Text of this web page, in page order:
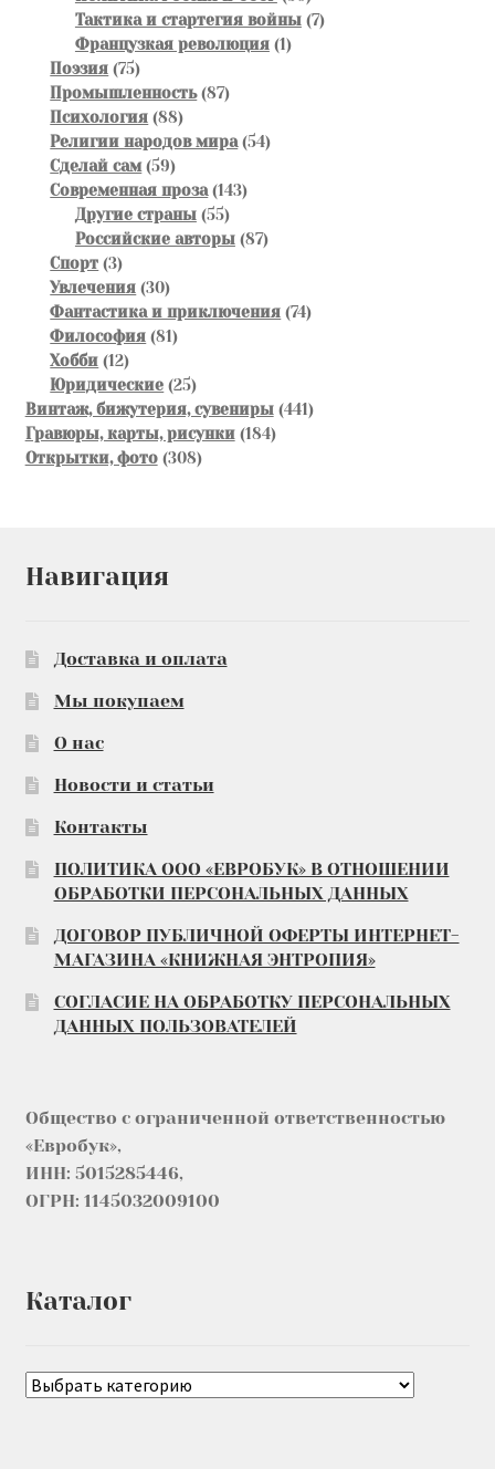
товаров
Тактика и стартегия войны 77
Французкая революция 11
Поэзия 7575
товаров
Промышленность 8787
Психология 8888
товаров
Религии народов мира 5454
Сделай сам 5959
товаров
Современная проза 143143
Другие страны 5555
товаров
Российские авторы 8787
Спорт 33
товара
Увлечения 3030
товаров
Фантастика и приключения 7474
Философия 8181
Хобби 1212
товаров
Юридические 2525
товаров
Винтаж, бижутерия, сувениры 441441
Гравюры, карты, рисунки 184184
Открытки, фото 308308
Навигация
Доставка и оплата
Мы покупаем
О нас
Новости и статьи
Контакты
ПОЛИТИКА ООО «ЕВРОБУК» В ОТНОШЕНИИ
ОБРАБОТКИ ПЕРСОНАЛЬНЫХ ДАННЫХ
ДОГОВОР ПУБЛИЧНОЙ ОФЕРТЫ ИНТЕРНЕТ-
МАГАЗИНА «КНИЖНАЯ ЭНТРОПИЯ»
СОГЛАСИЕ НА ОБРАБОТКУ ПЕРСОНАЛЬНЫХ
ДАННЫХ ПОЛЬЗОВАТЕЛЕЙ
Общество с ограниченной ответственностью
«Евробук»,
ИНН: 5015285446,
ОГРН: 1145032009100
Каталог